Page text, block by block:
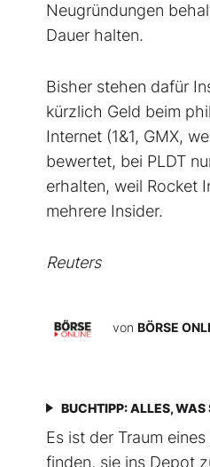
Neugründungen
Dauer halten.
Bisher stehen dafür
kürzlich Geld beim
Internet (1&1, GMX,
bewertet, bei PLDT
erhalten, weil Rocket
mehrere Insider.
Reuters
von BÖRSE
BUCHTIPP: ALLES,
Es ist der Traum
finden, sie ins Depot